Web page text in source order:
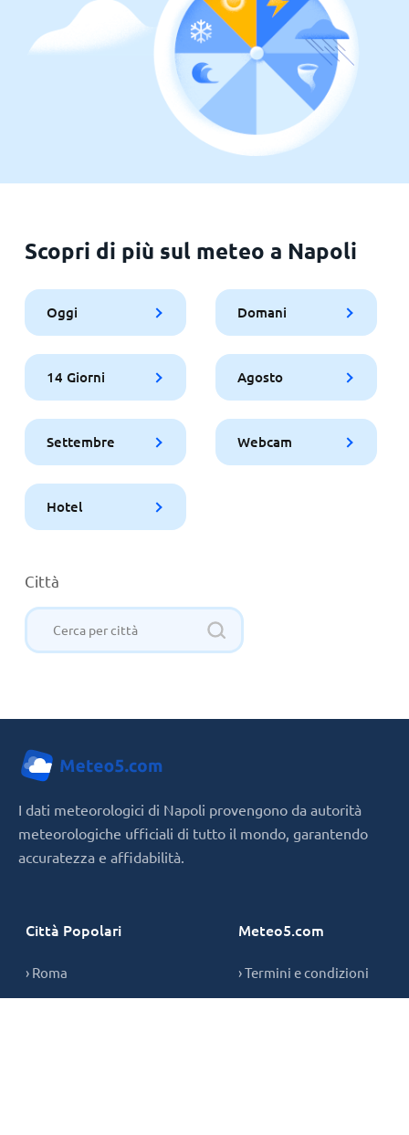
Scopri di più sul meteo a Napoli
Oggi Domani
14 Giorni Agosto
Settembre Webcam
Hotel
Città
I dati meteorologici di Napoli provengono da autorità
meteorologiche ufficiali di tutto il mondo, garantendo
accuratezza e affidabilità.
Città Popolari
› Roma
Meteo5.com
› Termini e condizioni